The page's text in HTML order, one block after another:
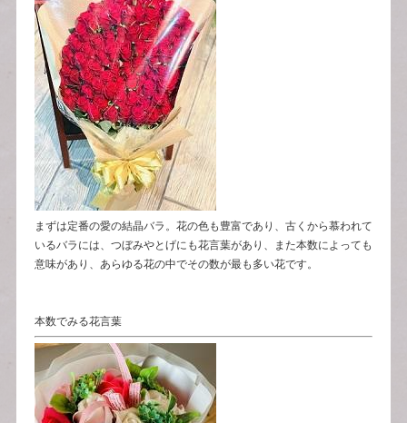
まずは定番の愛の結晶バラ。花の色も豊富であり、古くから慕われて
いるバラには、つぼみやとげにも花言葉があり、また本数によっても
意味があり、あらゆる花の中でその数が最も多い花です。
本数でみる花言葉